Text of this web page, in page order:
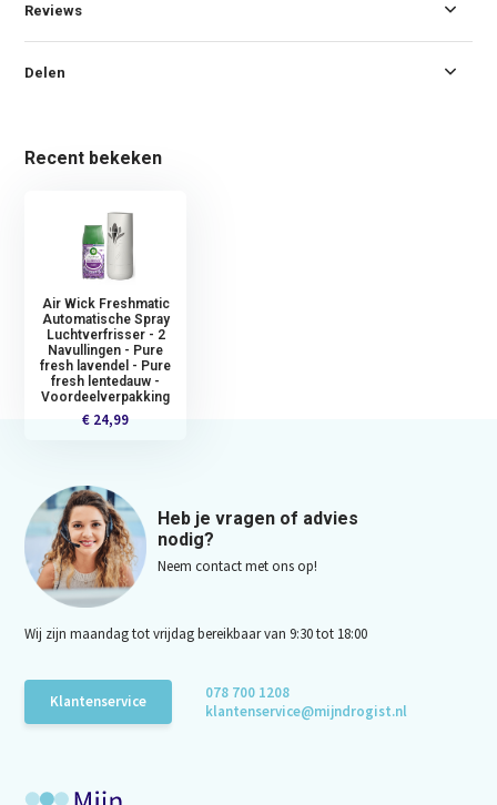
Reviews
Delen
Recent bekeken
Air Wick Freshmatic
Automatische Spray
Luchtverfrisser - 2
Navullingen - Pure
fresh lavendel - Pure
fresh lentedauw -
Voordeelverpakking
€ 24,99
Heb je vragen of advies
nodig?
Neem contact met ons op!
Wij zijn maandag tot vrijdag bereikbaar van 9:30 tot 18:00
Klantenservice
078 700 1208
klantenservice@mijndrogist.nl